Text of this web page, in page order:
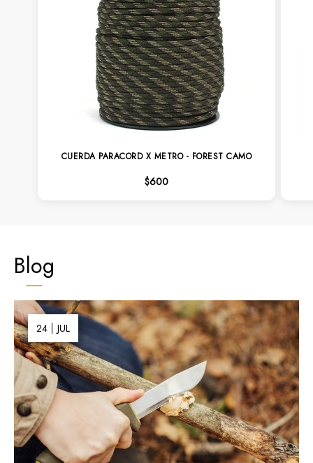
CUERDA PARACORD X METRO - FOREST CAMO
$600
Blog
24 JUL